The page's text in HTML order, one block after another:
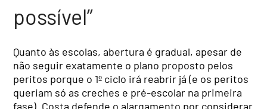
possível”
Quanto às escolas, abertura é gradual, apesar de
não seguir exatamente o plano proposto pelos
peritos porque o 1º ciclo irá reabrir já (e os peritos
queriam só as creches e pré-escolar na primeira
fase). Costa defende o alargamento por considerar